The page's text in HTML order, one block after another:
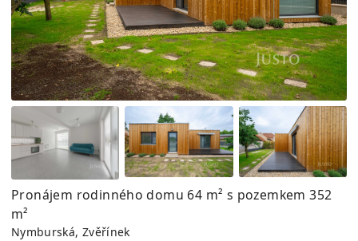
Pronájem rodinného domu 64 m² s pozemkem 352
m²
Nymburská, Zvěřínek